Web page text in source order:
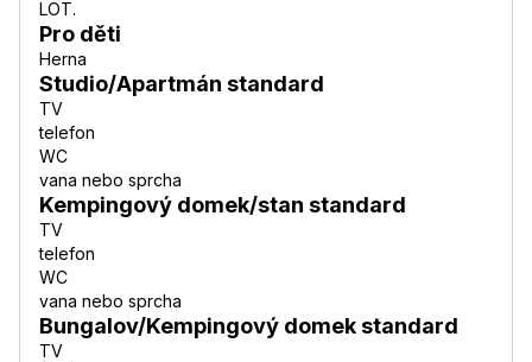
LOT.
Pro děti
Herna
Studio/Apartmán standard
TV
telefon
WC
vana nebo sprcha
Kempingový domek/stan standard
TV
telefon
WC
vana nebo sprcha
Bungalov/Kempingový domek standard
TV